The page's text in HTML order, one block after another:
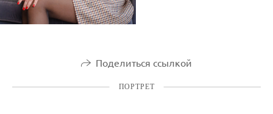
Поделиться ссылкой
ПОРТРЕТ